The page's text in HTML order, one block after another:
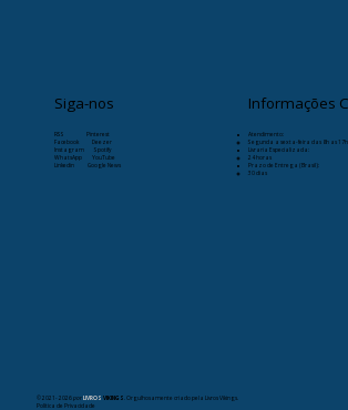
Siga-nos
RSS
Pinterest
Facebook
Deezer
Instagram
Spotify
WhatsApp
YouTube
Linkedin
Google News
Informações
Atendimento:
Segunda a sexta-feira das 8h as 17h
Livraria Especializada:
24 horas
Prazo de Entrega (Brasil):
30 dias
© 2021- 2026por LIVROSVIKINGS . Orgulhosamente criado pela Livros Vikings.
Política de Privacidade